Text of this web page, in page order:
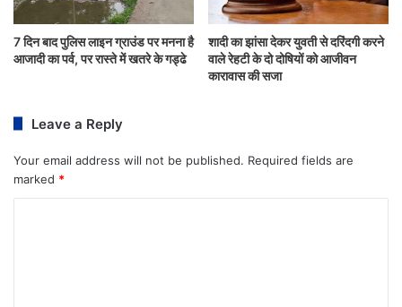
7 दिन बाद पुलिस लाइन ग्राउंड पर मनना है
आजादी का पर्व, पर रास्ते में खतरे के गड्ढे
शादी का झांसा देकर युवती से दरिंदगी करने
वाले रेहटी के दो दोषियों को आजीवन
कारावास की सजा
Leave a Reply
Your email address will not be published. Required fields are
marked *